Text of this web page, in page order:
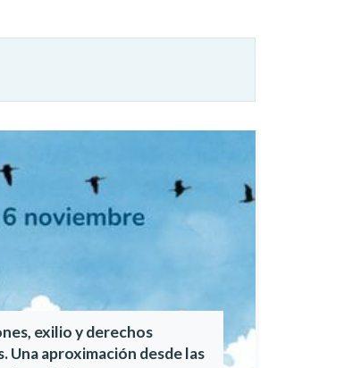
exilio y derechos
Una aproximación desde las